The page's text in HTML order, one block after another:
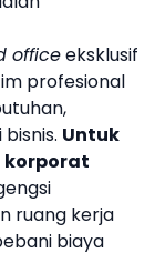
officeeksklusif
profesional
Untuk
ruang kerja
biaya